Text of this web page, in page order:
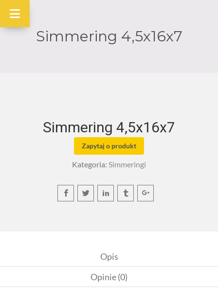
Simmering 4,5x16x7
Simmering 4,5x16x7
Zapytaj o produkt
Kategoria: Simmeringi
Opis
Opinie (0)